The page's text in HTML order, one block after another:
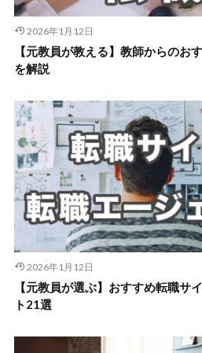
2026年1月12日
【元教員が教える】教師からのお
を解説
2026年1月12日
【元教員が選ぶ】おすすめ転職サ
ト21選